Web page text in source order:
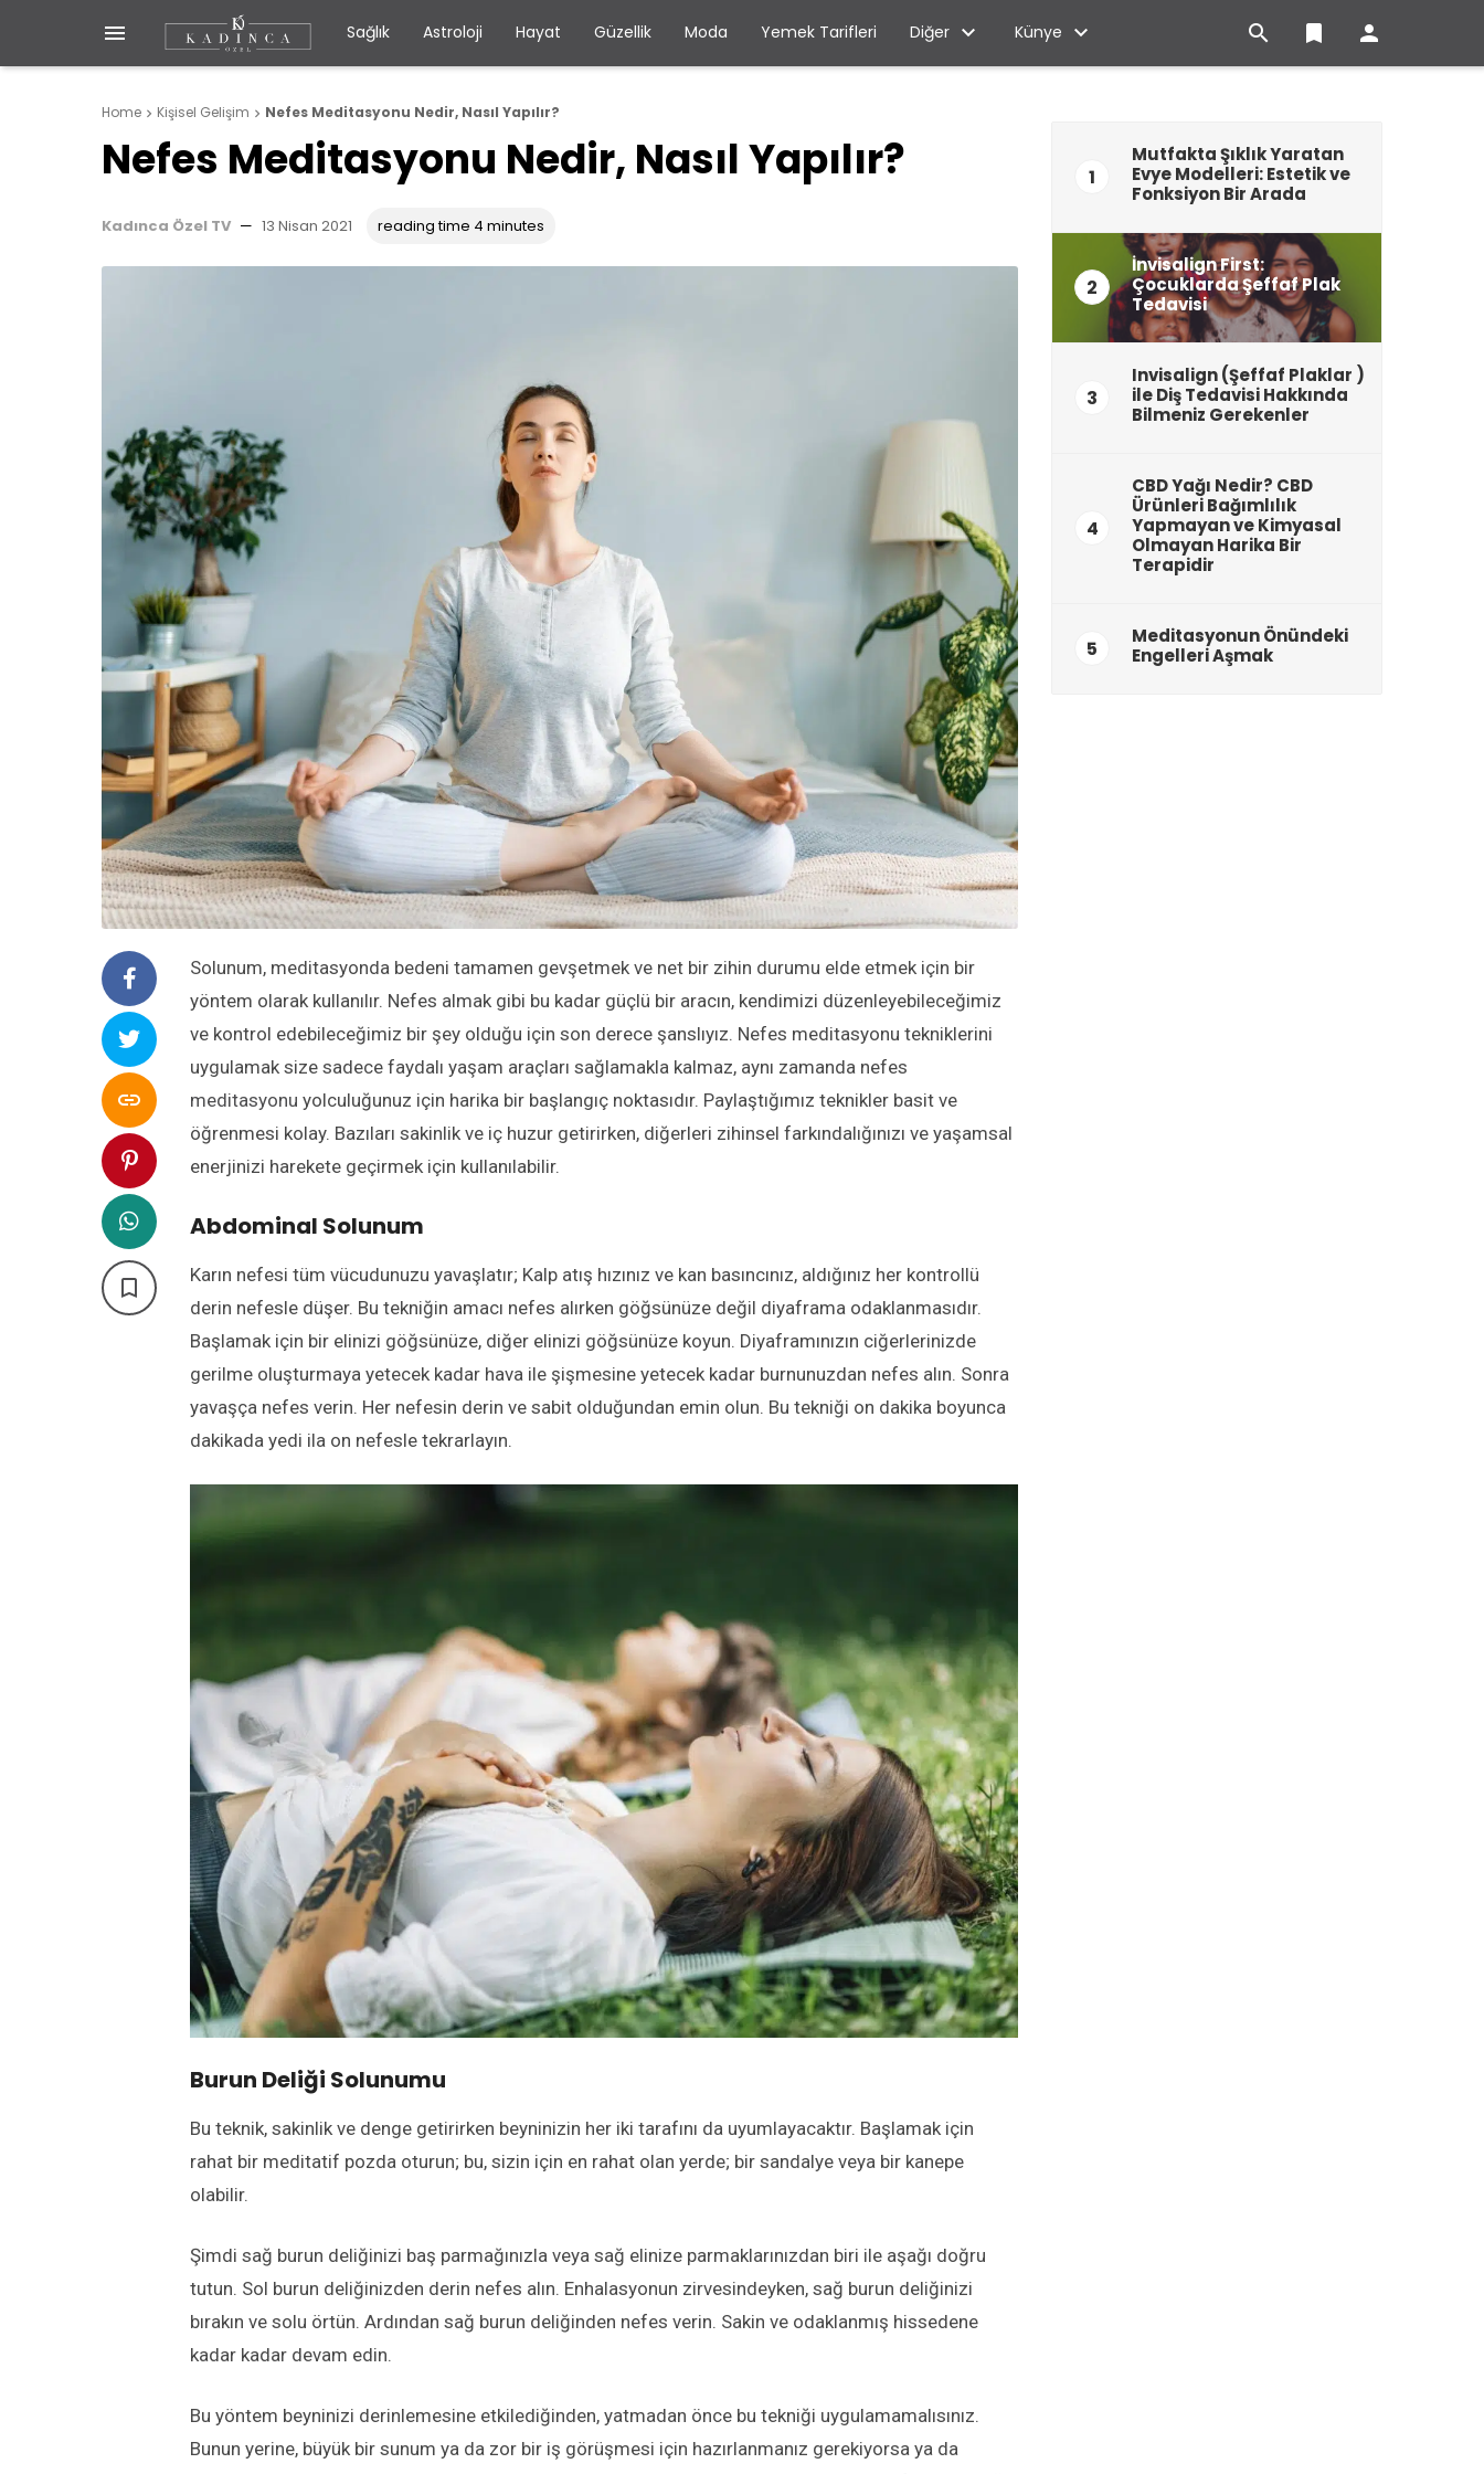
 Sağlık Astroloji Hayat Güzellik Moda Yemek Tarifleri Diğer Künye  bookmark 
Home  Kişisel Gelişim  Nefes Meditasyonu Nedir, Nasıl Yapılır?
Nefes Meditasyonu Nedir, Nasıl Yapılır?
Kadınca Özel TV — 13 Nisan 2021 reading time 4 minutes


Solunum, meditasyonda bedeni tamamen gevşetmek ve net bir zihin durumu elde etmek için bir
yöntem olarak kullanılır. Nefes almak gibi bu kadar güçlü bir aracın, kendimizi düzenleyebileceğimiz
ve kontrol edebileceğimiz bir şey olduğu için son derece şanslıyız. Nefes meditasyonu tekniklerini
uygulamak size sadece faydalı yaşam araçları sağlamakla kalmaz, aynı zamanda nefes
meditasyonu yolculuğunuz için harika bir başlangıç ​​noktasıdır. Paylaştığımız teknikler basit ve
öğrenmesi kolay. Bazıları sakinlik ve iç huzur getirirken, diğerleri zihinsel farkındalığınızı ve yaşamsal
enerjinizi harekete geçirmek için kullanılabilir.
Abdominal Solunum
Karın nefesi tüm vücudunuzu yavaşlatır; Kalp atış hızınız ve kan basıncınız, aldığınız her kontrollü
derin nefesle düşer. Bu tekniğin amacı nefes alırken göğsünüze değil diyaframa odaklanmasıdır.
Başlamak için bir elinizi göğsünüze, diğer elinizi göğsünüze koyun. Diyaframınızın ciğerlerinizde
gerilme oluşturmaya yetecek kadar hava ile şişmesine yetecek kadar burnunuzdan nefes alın. Sonra
yavaşça nefes verin. Her nefesin derin ve sabit olduğundan emin olun. Bu tekniği on dakika boyunca
dakikada yedi ila on nefesle tekrarlayın.
Burun Deliği Solunumu
Bu teknik, sakinlik ve denge getirirken beyninizin her iki tarafını da uyumlayacaktır. Başlamak için
rahat bir meditatif pozda oturun; bu, sizin için en rahat olan yerde; bir sandalye veya bir kanepe
olabilir.
Şimdi sağ burun deliğinizi baş parmağınızla veya sağ elinize parmaklarınızdan biri ile aşağı doğru
tutun. Sol burun deliğinizden derin nefes alın. Enhalasyonun zirvesindeyken, sağ burun deliğinizi
bırakın ve solu örtün. Ardından sağ burun deliğinden nefes verin. Sakin ve odaklanmış hissedene
kadar kadar devam edin.
Bu yöntem beyninizi derinlemesine etkilediğinden, yatmadan önce bu tekniği uygulamamalısınız.
Bunun yerine, büyük bir sunum ya da zor bir iş görüşmesi için hazırlanmanız gerekiyorsa ya da
1
Mutfakta Şıklık Yaratan
Evye Modelleri: Estetik ve
Fonksiyon Bir Arada
2
İnvisalign First:
Çocuklarda Şeffaf Plak
Tedavisi
3
Invisalign (Şeffaf Plaklar )
ile Diş Tedavisi Hakkında
Bilmeniz Gerekenler
4
CBD Yağı Nedir? CBD
Ürünleri Bağımlılık
Yapmayan ve Kimyasal
Olmayan Harika Bir
Terapidir
5
Meditasyonun Önündeki
Engelleri Aşmak